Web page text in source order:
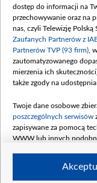
dostęp do informacji na
przechowywanie oraz na
nas, czyli Telewizję Polską
Zaufanych Partnerów z
Partnerów TVP (93 firm) ,
zautomatyzowanego
mierzenia ich
także zgody na
Twoje dane osobowe
poszczególnych serwisów
zapisywane za pomocą
WWW lub innych